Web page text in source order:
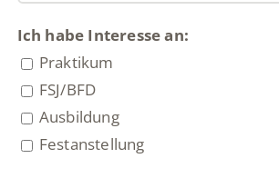
Ich habe Interesse an:
Praktikum
FSJ/BFD
Ausbildung
Festanstellung